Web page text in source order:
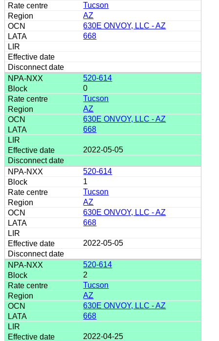
Tucson
AZ
630E ONVOY, LLC - AZ
668
520-614
0
Tucson
AZ
630E ONVOY, LLC - AZ
668
2022-05-05
520-614
1
Tucson
AZ
630E ONVOY, LLC - AZ
668
2022-05-05
520-614
2
Tucson
AZ
630E ONVOY, LLC - AZ
668
2022-04-25